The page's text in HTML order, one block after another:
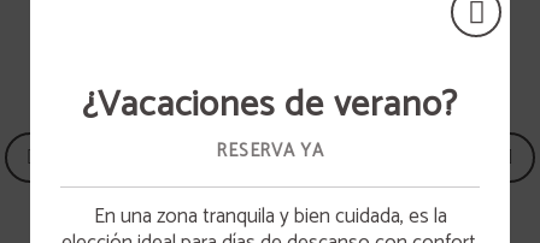
Apertura piscina
¿Vacaciones de verano?
RESERVA YA
En una zona tranquila y bien cuidada, es la